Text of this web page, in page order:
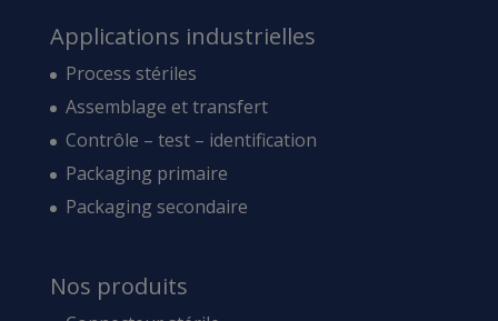
Applications industrielles
Process stériles
Assemblage et transfert
Contrôle – test – identification
Packaging primaire
Packaging secondaire
Nos produits